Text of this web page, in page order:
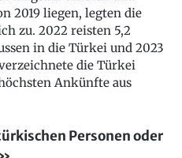
2019 liegen, legten die
zu. 2022 reisten 5,2
in die Türkei und 2023
die Türkei
Ankünfte aus
Personen oder